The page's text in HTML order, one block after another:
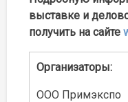
выставке и
получить на сайте
Организаторы:
ООО Примэкспо